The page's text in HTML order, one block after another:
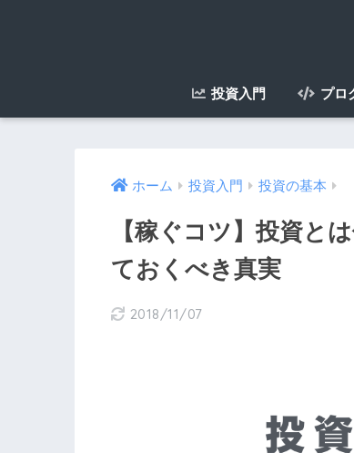
投資入門 プロ
ホーム 投資入門 投資の基本
【稼ぐコツ】投資と
ておくべき真実
2018/11/07